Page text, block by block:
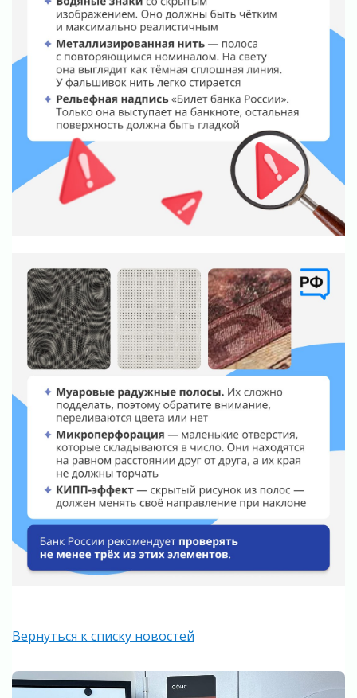
Вернуться к списку новостей